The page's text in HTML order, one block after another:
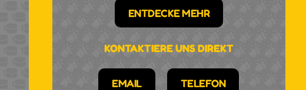
ENTDECKE MEHR
KONTAKTIERE UNS DIREKT
EMAIL TELEFON